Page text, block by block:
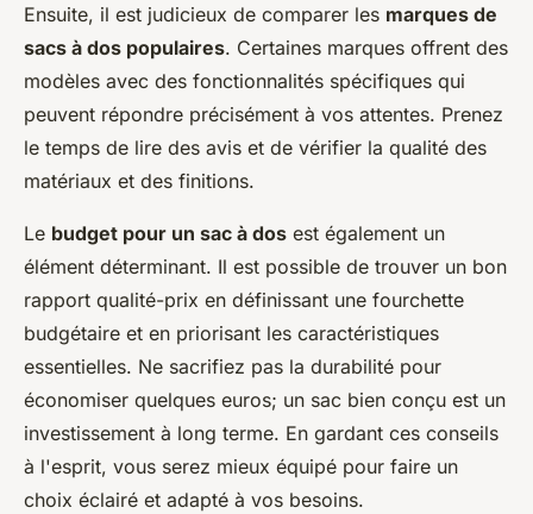
Ensuite, il est judicieux de comparer les marques de
sacs à dos populaires. Certaines marques offrent des
modèles avec des fonctionnalités spécifiques qui
peuvent répondre précisément à vos attentes. Prenez
le temps de lire des avis et de vérifier la qualité des
matériaux et des finitions.
Le budget pour un sac à dos est également un
élément déterminant. Il est possible de trouver un bon
rapport qualité-prix en définissant une fourchette
budgétaire et en priorisant les caractéristiques
essentielles. Ne sacrifiez pas la durabilité pour
économiser quelques euros; un sac bien conçu est un
investissement à long terme. En gardant ces conseils
à l'esprit, vous serez mieux équipé pour faire un
choix éclairé et adapté à vos besoins.